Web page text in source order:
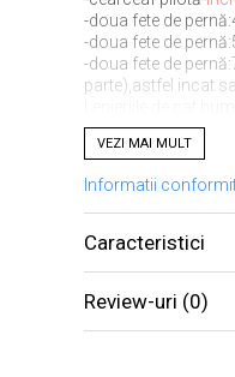
-doua fete de
-doua fete de
-doua fete de
parte),astfel incat
pentru faptul ca
extrem de durabil
- păstrează căldura
- material foarte
- rezistență
- ușor de întreținut
- se spală normal
VEZI MAI MULT
Informatii
Caracteristici
Review-uri (0)